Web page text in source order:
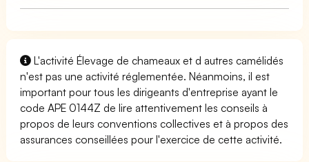
L'activité Élevage de chameaux et d autres camélidés
n'est pas une activité réglementée. Néanmoins, il est
important pour tous les dirigeants d'entreprise ayant le
code APE 0144Z de lire attentivement les conseils à
propos de leurs conventions collectives et à propos des
assurances conseillées pour l'exercice de cette activité.